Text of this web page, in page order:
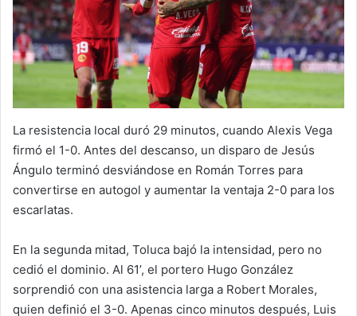
La resistencia local duró 29 minutos, cuando Alexis Vega
firmó el 1-0. Antes del descanso, un disparo de Jesús
Ángulo terminó desviándose en Román Torres para
convertirse en autogol y aumentar la ventaja 2-0 para los
escarlatas.
En la segunda mitad, Toluca bajó la intensidad, pero no
cedió el dominio. Al 61’, el portero Hugo González
sorprendió con una asistencia larga a Robert Morales,
quien definió el 3-0. Apenas cinco minutos después, Luis